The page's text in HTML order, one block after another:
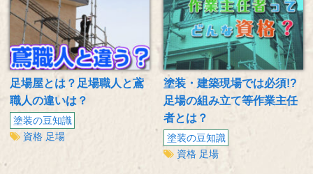
足場屋とは？足場職人と鳶
職人の違いは？
塗装の豆知識
資格 足場
塗装・建築現場では必須!?
足場の組み立て等作業主任
者とは？
塗装の豆知識
資格 足場